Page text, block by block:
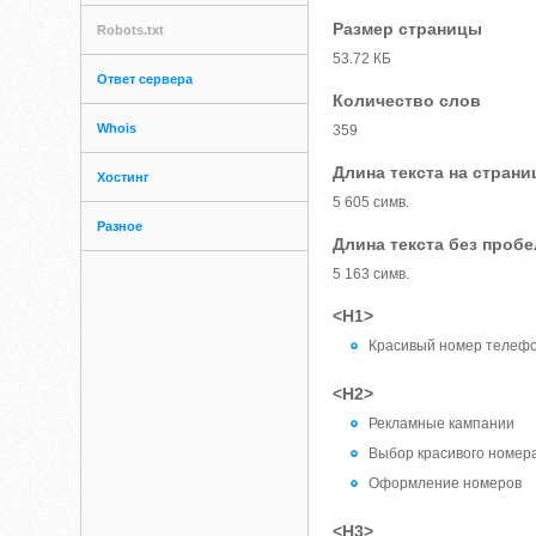
Robots.txt
Ответ сервера
Whois
Хостинг
Разное
Размер страницы
53.72 КБ
Количество слов
359
Длина текста на
5 605 симв.
Длина текста без
5 163 симв.
<H1>
Красивый номер
<H2>
Рекламные кампании
Выбор красивого
Оформление номеров
<H3>